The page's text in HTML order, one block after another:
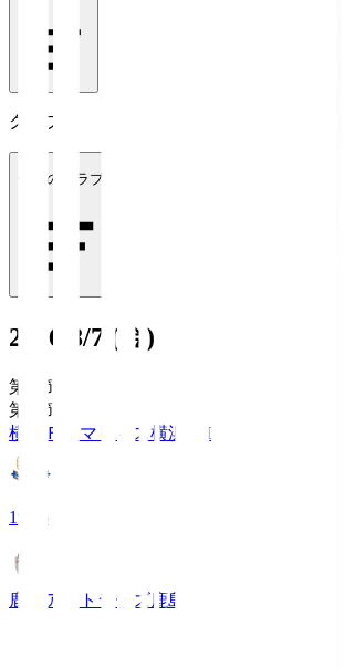
クラブ
全てのクラブ
2026/8/7 (金)
第1節
第1節
横浜Ｆ・マリノス横浜FM
19:26
鹿島アントラーズ鹿島